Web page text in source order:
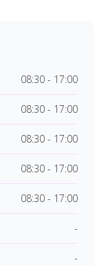
08:30 - 17:00
08:30 - 17:00
08:30 - 17:00
08:30 - 17:00
08:30 - 17:00
-
-